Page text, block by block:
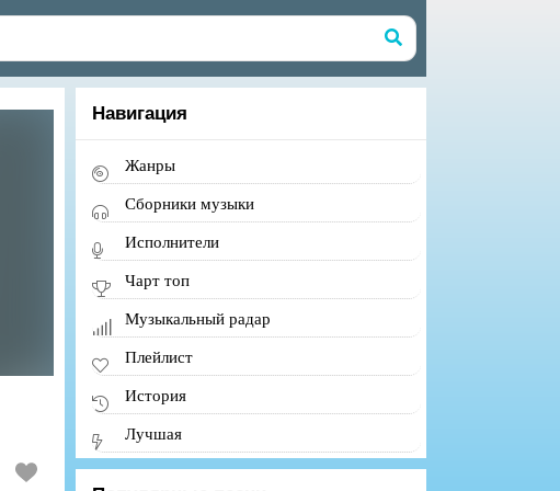
Навигация
Жанры
Сборники музыки
Исполнители
Чарт топ
Музыкальный радар
Плейлист
История
Лучшая